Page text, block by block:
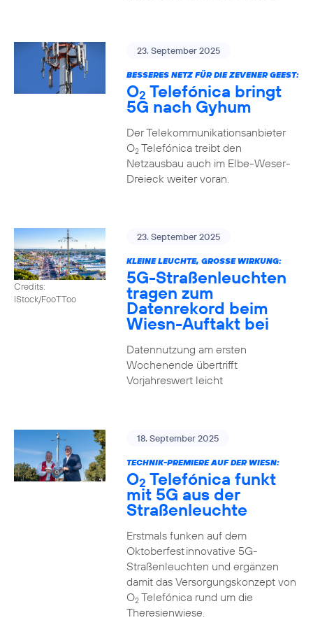
23. September 2025
BESSERES NETZ FÜR DIE ZEVENER GEEST:
O2 Telefónica bringt
5G nach Gyhum
Der Telekommunikationsanbieter
O2Telefónica treibt den
Netzausbau auch im Elbe-Weser-
Dreieck weiter voran.
Credits:
iStock/FooTToo
23. September 2025
KLEINE LEUCHTE, GROSSE WIRKUNG:
5G-Straßenleuchten
tragen zum
Datenrekord beim
Wiesn-Auftakt bei
Datennutzung am ersten
Wochenende übertrifft
Vorjahreswert leicht
18. September 2025
TECHNIK-PREMIERE AUF DER WIESN:
O2 Telefónica funkt
mit 5G aus der
Straßenleuchte
Erstmals funken auf dem
Oktoberfest innovative 5G-
Straßenleuchten und ergänzen
damit das Versorgungskonzept von
O2Telefónica rund um die
Theresienwiese.